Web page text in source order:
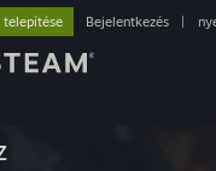
telepítése Bejelentkezés